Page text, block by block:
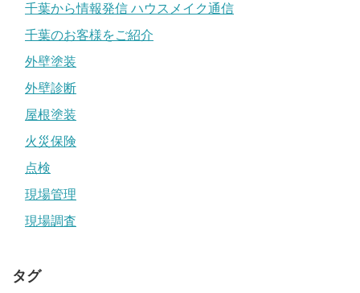
千葉から情報発信 ハウスメイク通信
千葉のお客様をご紹介
外壁塗装
外壁診断
屋根塗装
火災保険
点検
現場管理
現場調査
タグ